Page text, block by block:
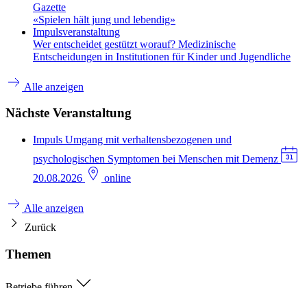
Gazette
«Spielen hält jung und lebendig»
Impulsveranstaltung
Wer entscheidet gestützt worauf? Medizinische
Entscheidungen in Institutionen für Kinder und Jugendliche
Alle anzeigen
Nächste Veranstaltung
Impuls Umgang mit verhaltensbezogenen und
psychologischen Symptomen bei Menschen mit Demenz
20.08.2026
online
Alle anzeigen
Zurück
Themen